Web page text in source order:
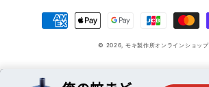
決
済
© 2026, モキ製作所オンラインショップ